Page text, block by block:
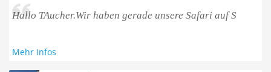
Hallo TAucher.Wir haben gerade unsere Safari auf S
Mehr Infos